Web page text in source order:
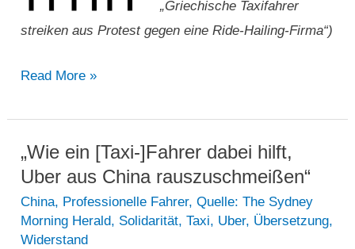
„Griechische Taxifahrer
streiken aus Protest gegen eine Ride-Hailing-Firma“)
„Griechische
streiken
aus
Protest
gegen
eine
Read More »
„Wie ein [Taxi-]Fahrer dabei hilft,
Uber aus China rauszuschmeißen“
China, Professionelle Fahrer,Quelle: The Sydney
Morning Herald, Solidarität,Taxi, Uber, Übersetzung,
Widerstand